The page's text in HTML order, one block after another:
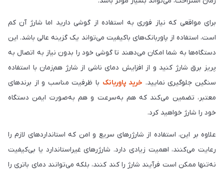
برای مواقعی که نیاز فوری به استفاده از گوشی دارید اما شارژ آن کم
است، استفاده از پاوربانک‌های باکیفیت می‌تواند یک گزینه‌ عالی باشد. این
دستگاه‌ها به شما امکان می‌دهند تا گوشی خود را بدون نیاز به اتصال به
پریز برق شارژ کنید و از افزایش دمای ناشی از شارژ هم‌زمان با استفاده‌
سنگین جلوگیری نمایید. خرید پاوربانک با ظرفیت مناسب و از برندهای
معتبر، تضمین می‌کند که هم به‌سرعت و هم به‌صورت ایمن دستگاه
خود را شارژ خواهید کرد.
علاوه بر این، استفاده از شارژرهای سریع و امن که استانداردهای لازم را
رعایت می‌کنند، اهمیت زیادی دارد. شارژرهای غیراستاندارد یا بی‌کیفیت
نه‌تنها ممکن است فرآیند شارژ را کند کنند، بلکه می‌توانند دمای باتری را